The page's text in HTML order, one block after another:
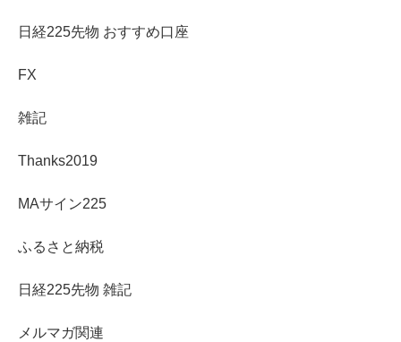
日経225先物 おすすめ口座
FX
雑記
Thanks2019
MAサイン225
ふるさと納税
日経225先物 雑記
メルマガ関連